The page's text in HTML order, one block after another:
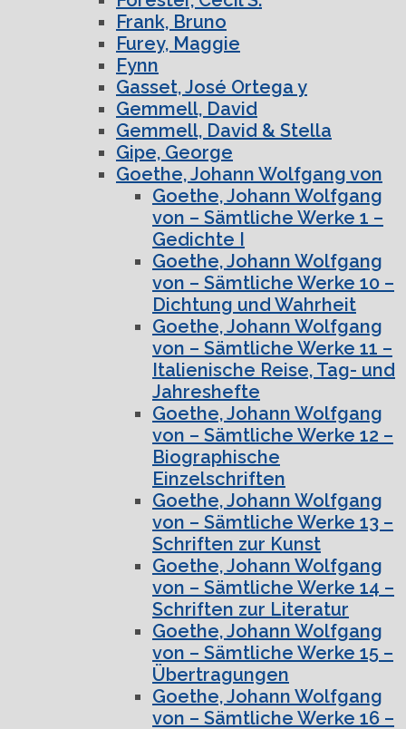
Frank, Bruno
Furey, Maggie
Fynn
Gasset, José Ortega y
Gemmell, David
Gemmell, David & Stella
Gipe, George
Goethe, Johann Wolfgang von
Goethe, Johann Wolfgang
von – Sämtliche Werke 1 –
Gedichte I
Goethe, Johann Wolfgang
von – Sämtliche Werke 10 –
Dichtung und Wahrheit
Goethe, Johann Wolfgang
von – Sämtliche Werke 11 –
Italienische Reise, Tag- und
Jahreshefte
Goethe, Johann Wolfgang
von – Sämtliche Werke 12 –
Biographische
Einzelschriften
Goethe, Johann Wolfgang
von – Sämtliche Werke 13 –
Schriften zur Kunst
Goethe, Johann Wolfgang
von – Sämtliche Werke 14 –
Schriften zur Literatur
Goethe, Johann Wolfgang
von – Sämtliche Werke 15 –
Übertragungen
Goethe, Johann Wolfgang
von – Sämtliche Werke 16 –